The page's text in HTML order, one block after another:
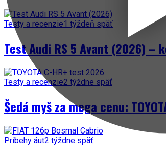
Testy a recenzie1 týždeň späť
Test Audi RS 5 Avant (2026) –
Testy a recenzie2 týždne späť
Šedá myš za mega cenu:
Príbehy áut2 týždne späť